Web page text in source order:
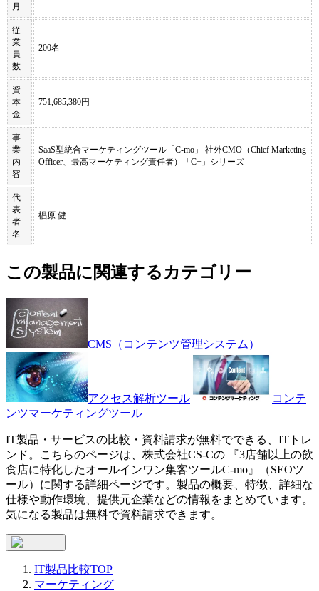
月
従
業
員
数
200名
資
本
金
751,685,380円
事
業
内
容
SaaS型統合マーケティングツール「C-mo」 社外CMO（Chief Marketing
Officer、最高マーケティング責任者）「C+」シリーズ
代
表
者
名
椙原 健
この製品に関連するカテゴリー
CMS（コンテンツ管理システム）
アクセス解析ツール
コンテ
ンツマーケティングツール
IT製品・サービスの比較・資料請求が無料でできる、ITトレ
ンド。こちらのページは、 株式会社CS-Cの 『3店舗以上の飲
食店に特化したオールインワン集客ツールC-mo 』（SEOツ
ール）に関する詳細ページです。製品の概要、特徴、詳細な
仕様や動作環境、提供元企業などの情報をまとめています。
気になる製品は無料で資料請求できます。
IT製品比較TOP
マーケティング